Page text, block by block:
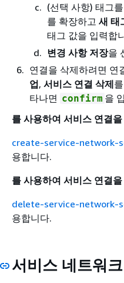
(선택 사항) 태그
를 확장하고 새 태
태그 값을 입력합
변경 사항 저장을
연결을 삭제하려면 연
업, 서비스 연결 삭제
타나면 confirm 을
를 사용하여 서비스 연결
create-service-network-
용합니다.
를 사용하여 서비스 연결
delete-service-network-
용합니다.
서비스 네트워